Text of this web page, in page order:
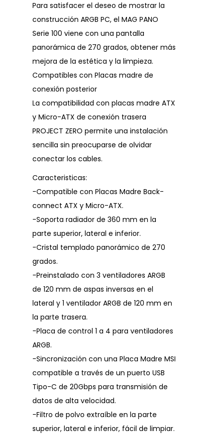
Para satisfacer el deseo de mostrar la
construcción ARGB PC, el MAG PANO
Serie 100 viene con una pantalla
panorámica de 270 grados, obtener más
mejora de la estética y la limpieza.
Compatibles con Placas madre de
conexión posterior
La compatibilidad con placas madre ATX
y Micro-ATX de conexión trasera
PROJECT ZERO permite una instalación
sencilla sin preocuparse de olvidar
conectar los cables.
Caracteristicas:
-Compatible con Placas Madre Back-
connect ATX y Micro-ATX.
-Soporta radiador de 360 mm en la
parte superior, lateral e inferior.
-Cristal templado panorámico de 270
grados.
-Preinstalado con 3 ventiladores ARGB
de 120 mm de aspas inversas en el
lateral y 1 ventilador ARGB de 120 mm en
la parte trasera.
-Placa de control 1 a 4 para ventiladores
ARGB.
-Sincronización con una Placa Madre MSI
compatible a través de un puerto USB
Tipo-C de 20Gbps para transmisión de
datos de alta velocidad.
-Filtro de polvo extraíble en la parte
superior, lateral e inferior, fácil de limpiar.